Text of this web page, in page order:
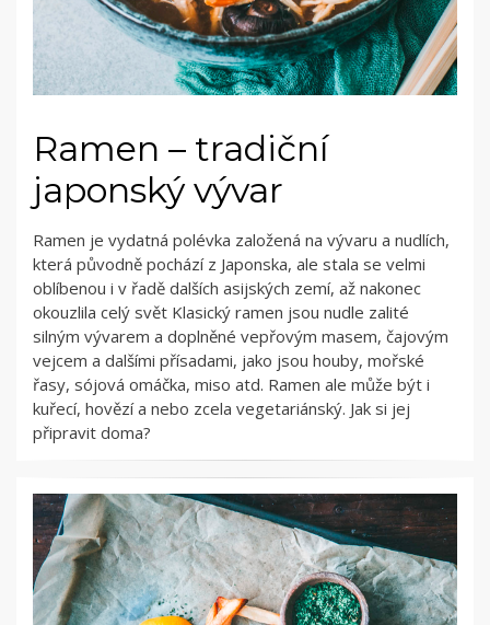
Ramen – tradiční
japonský vývar
Ramen je vydatná polévka založená na vývaru a nudlích,
která původně pochází z Japonska, ale stala se velmi
oblíbenou i v řadě dalších asijských zemí, až nakonec
okouzlila celý svět Klasický ramen jsou nudle zalité
silným vývarem a doplněné vepřovým masem, čajovým
vejcem a dalšími přísadami, jako jsou houby, mořské
řasy, sójová omáčka, miso atd. Ramen ale může být i
kuřecí, hovězí a nebo zcela vegetariánský. Jak si jej
připravit doma?